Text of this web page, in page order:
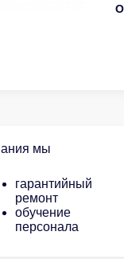
мы
гарантийный
ремонт
обучение
персонала